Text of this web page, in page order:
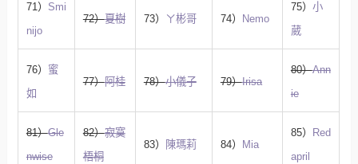
71） Smi
nijo
72）夏樹 73） ㄚ彬哥 74） Nemo
75） 小
葳
76） 蜜
如
77）阿桂 78）小儀子 79）Irisa
80）Ann
ie
81）Gle
nwise
82）寂寞
梧桐
83） 陳瑪莉 84） Mia
85）
Red
april